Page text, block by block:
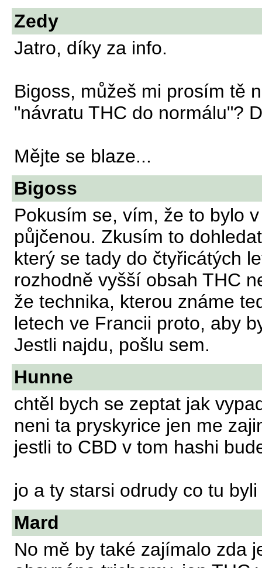
Zedy
Jatro, díky za info.
Bigoss, můžeš mi prosím tě
"návratu THC do normálu"?
Mějte se blaze...
Bigoss
Pokusím se, vím, že to bylo
půjčenou. Zkusím to
který se tady do čtyřicátých
rozhodně vyšší obsah THC
že technika, kterou známe
letech ve Francii proto, aby
Jestli najdu, pošlu sem.
Hunne
chtěl bych se zeptat jak
neni ta pryskyrice jen me
jestli to CBD v tom hashi
jo a ty starsi odrudy co tu
Mard
No mě by také zajímalo zda